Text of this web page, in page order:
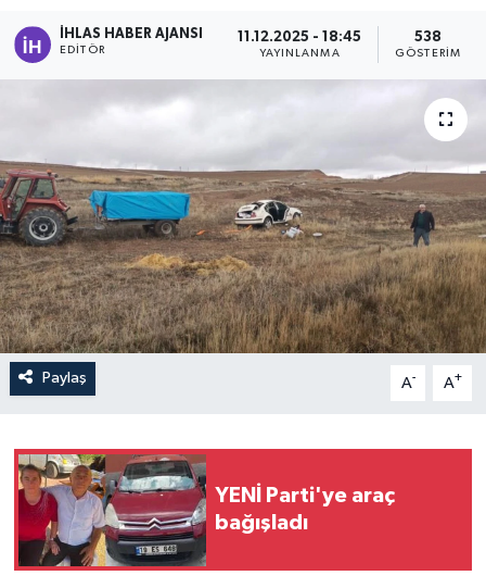
İHLAS HABER AJANSI
EDITÖR
11.12.2025 - 18:45
YAYINLANMA
538
GÖSTERIM
Paylaş A- A+
YENİ Parti'ye araç
bağışladı
GÜNCEL
İLÇELER
OTOPARK
TEKNOLOJİ
Tüm Manşetler
Son Dakika Haberleri